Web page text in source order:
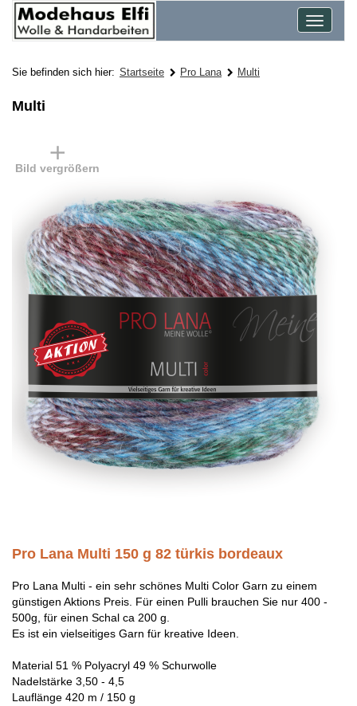
Toggle
Sie befinden sich hier: Startseite Pro Lana Multi
Multi
Bild vergrößern
Pro Lana Multi 150 g 82 türkis bordeaux
Pro Lana Multi - ein sehr schönes Multi Color Garn zu einem
günstigen Aktions Preis. Für einen Pulli brauchen Sie nur 400 -
500g, für einen Schal ca 200 g.
Es ist ein vielseitiges Garn für kreative Ideen.
Material 51 % Polyacryl 49 % Schurwolle
Nadelstärke 3,50 - 4,5
Lauflänge 420 m / 150 g